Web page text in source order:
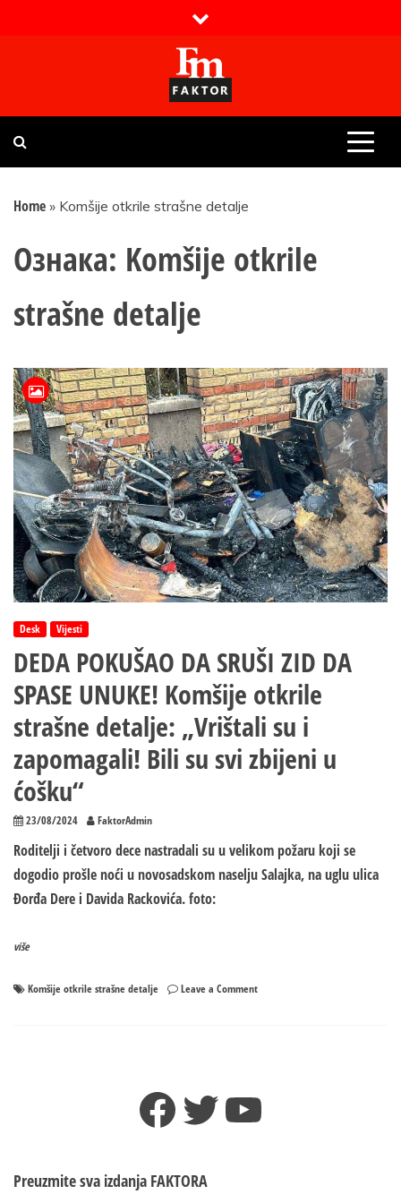
Faktor magazin
Uvijek presudan
Home » Komšije otkrile strašne detalje
Ознака: Komšije otkrile
strašne detalje
Desk Vijesti
DEDA POKUŠAO DA SRUŠI ZID DA
SPASE UNUKE! Komšije otkrile
strašne detalje: „Vrištali su i
zapomagali! Bili su svi zbijeni u
ćošku“
23/08/2024 FaktorAdmin
Roditelji i četvoro dece nastradali su u velikom požaru koji se
dogodio prošle noći u novosadskom naselju Salajka, na uglu ulica
Đorđa Dere i Davida Rackovića. foto:
više
Komšije otkrile strašne detalje Leave a Commenton
DA
SPASE
Facebook
TwitterYouTube
Preuzmite sva izdanja FAKTORA